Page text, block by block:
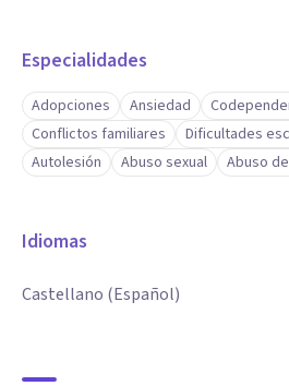
Especialidades
Adopciones Ansiedad
Conflictos familiares
Dificultades
Autolesión
Abuso sexual Abuso
Idiomas
Castellano (Español)